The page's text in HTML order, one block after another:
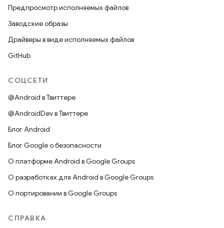
Предпросмотр исполняемых файлов
Заводские образы
Драйверы в виде исполняемых файлов
GitHub
СОЦСЕТИ
@Android в Твиттере
@AndroidDev в Твиттере
Блог Android
Блог Google о безопасности
О платформе Android в Google Groups
О разработках для Android в Google Groups
О портировании в Google Groups
СПРАВКА